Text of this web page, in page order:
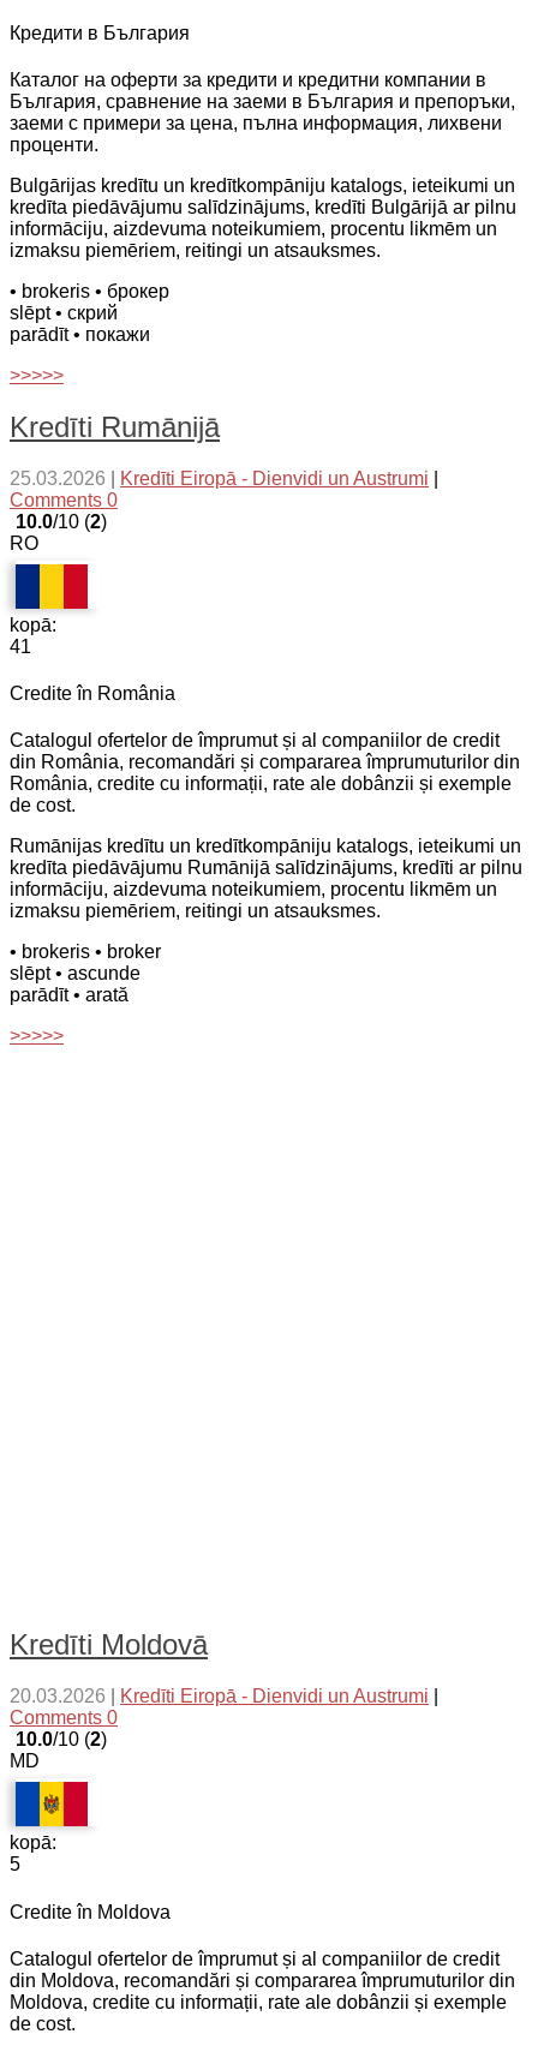
Кредити в България
Каталог на оферти за кредити и кредитни компании в
България, сравнение на заеми в България и препоръки,
заеми с примери за цена, пълна информация, лихвени
проценти.
Bulgārijas kredītu un kredītkompāniju katalogs, ieteikumi un
kredīta piedāvājumu salīdzinājums, kredīti Bulgārijā ar pilnu
informāciju, aizdevuma noteikumiem, procentu likmēm un
izmaksu piemēriem, reitingi un atsauksmes.
• brokeris • брокер
slēpt• скрий
parādīt• покажи
>>>>>
Kredīti Rumānijā
25.03.2026 Kredīti Eiropā - Dienvidi un Austrumi
Comments 0
10.0/10 (2)
RO
kopā:
41
Credite în România
Catalogul ofertelor de împrumut și al companiilor de credit
din România, recomandări și compararea împrumuturilor din
România, credite cu informații, rate ale dobânzii și exemple
de cost.
Rumānijas kredītu un kredītkompāniju katalogs, ieteikumi un
kredīta piedāvājumu Rumānijā salīdzinājums, kredīti ar pilnu
informāciju, aizdevuma noteikumiem, procentu likmēm un
izmaksu piemēriem, reitingi un atsauksmes.
• brokeris • broker
slēpt• ascunde
parādīt• arată
>>>>>
Kredīti Moldovā
20.03.2026 Kredīti Eiropā - Dienvidi un Austrumi
Comments 0
10.0/10 (2)
MD
kopā:
5
Credite în Moldova
Catalogul ofertelor de împrumut și al companiilor de credit
din Moldova, recomandări și compararea împrumuturilor din
Moldova, credite cu informații, rate ale dobânzii și exemple
de cost.